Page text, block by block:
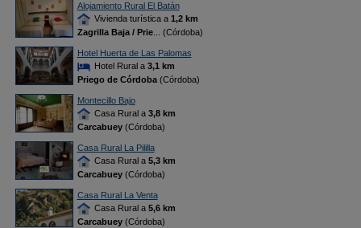
Alojamiento Rural El Batán
Vivienda turística a 1,2 km
Zagrilla Baja / Prie... (Córdoba)
Hotel Huerta de Las Palomas
Hotel Rural a 3,1 km
Priego de Córdoba(Córdoba)
Montecillo Bajo
Casa Rural a 3,8 km
Carcabuey(Córdoba)
Casa Rural La Pililla
Casa Rural a 5,3 km
Carcabuey(Córdoba)
Casa Rural La Venta
Casa Rural a 5,6 km
Carcabuey(Córdoba)